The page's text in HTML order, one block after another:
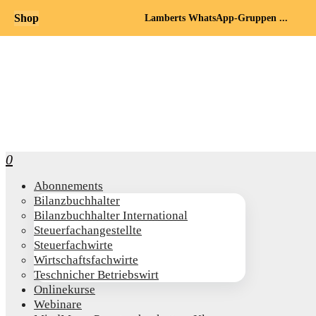
0
Abon­ne­ments
Bilanz­buch­hal­ter
Bilanz­buch­hal­ter International
Steu­er­fach­an­ge­stell­te
Steu­er­fach­wir­te
Wirt­schafts­fach­wir­te
Teschni­cher Betriebswirt
Online­kur­se
Web­i­na­re
Shop Lamberts WhatsApp-Gruppen ...